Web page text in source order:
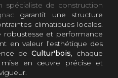
spécialiste de construction
garantit une structure
climatiques locales.
robustesse et performance
en valeur l’esthétique des
de Cultur'bois, chaque
mise en œuvre précise et